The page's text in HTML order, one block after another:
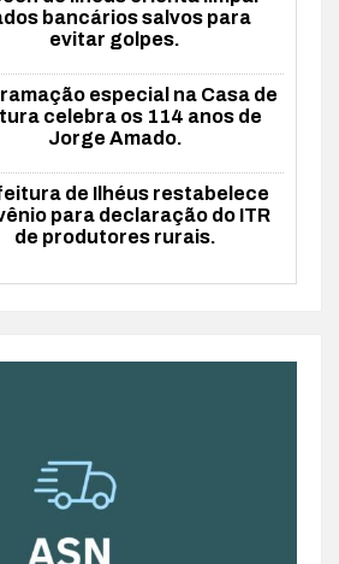
bancários salvos para
evitar golpes.
especial na Casa de
celebra os 114 anos de
Jorge Amado.
de Ilhéus restabelece
para declaração do ITR
de produtores rurais.